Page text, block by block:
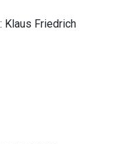
Friedrich